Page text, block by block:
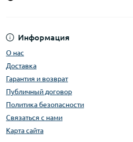
Информация
О нас
Доставка
Гарантия и возврат
Публичный договор
Политика безопасности
Связаться с нами
Карта сайта